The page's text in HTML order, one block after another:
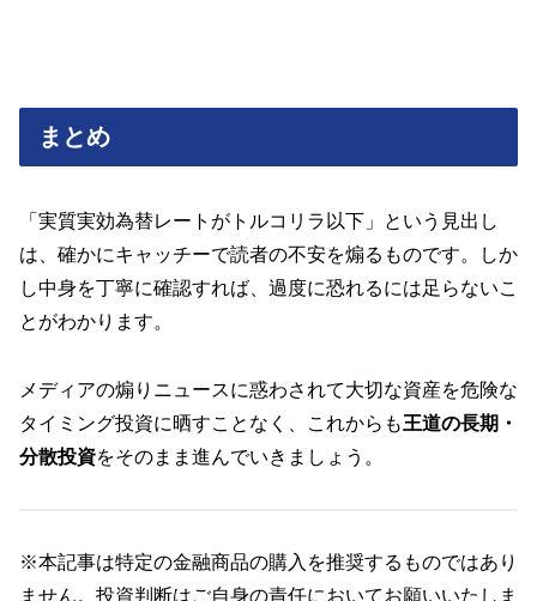
まとめ
「実質実効為替レートがトルコリラ以下」という見出し
は、確かにキャッチーで読者の不安を煽るものです。しか
し中身を丁寧に確認すれば、過度に恐れるには足らないこ
とがわかります。
メディアの煽りニュースに惑わされて大切な資産を危険な
タイミング投資に晒すことなく、これからも王道の長期・
分散投資をそのまま進んでいきましょう。
※本記事は特定の金融商品の購入を推奨するものではあり
ません。投資判断はご自身の責任においてお願いいたしま